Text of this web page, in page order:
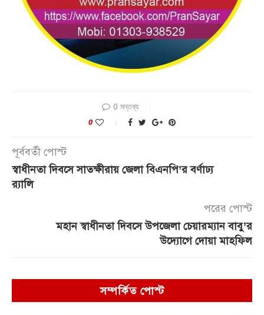
0 মন্তব্য
0
পূর্ববর্তী পোস্ট
স্বাধীনতা দিবসে সাতক্ষীরায় জেলা বিএনপি’র বর্ণাঢ্য
র‌্যালি
পরের পোস্ট
মহান স্বাধীনতা দিবসে উপজেলা চেয়ারম্যান বাবু’র
উদ্যোগে দোয়া মাহফিল
সম্পর্কিত পোস্ট